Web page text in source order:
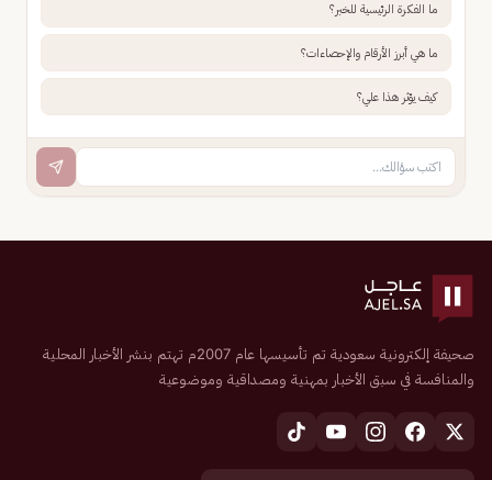
ما الفكرة الرئيسية للخبر؟
ما هي أبرز الأرقام والإحصاءات؟
كيف يؤثر هذا علي؟
صحيفة إلكترونية سعودية تم تأسيسها عام 2007م تهتم بنشر الأخبار المحلية
والمنافسة في سبق الأخبار بمهنية ومصداقية وموضوعية